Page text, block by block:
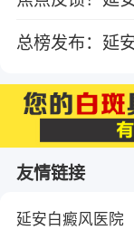
友情链接
延安白癜风医院